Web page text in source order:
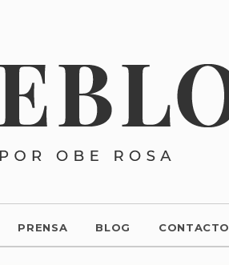
PRENSA BLOG CONTACTO